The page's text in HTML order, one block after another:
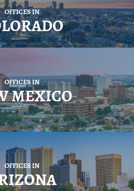
OFFICES IN
OFFICES IN
MEXICO
OFFICES IN